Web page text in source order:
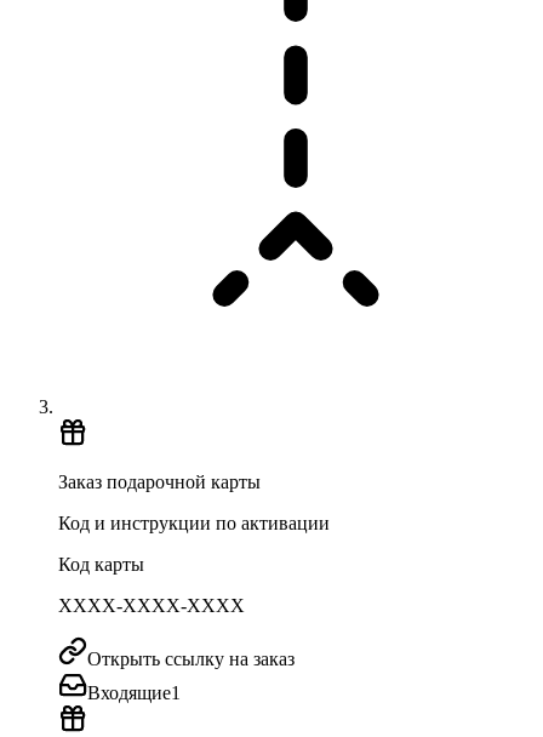
Заказ подарочной карты
Код и инструкции по активации
Код карты
XXXX-XXXX-XXXX
Открыть ссылку на заказ
Входящие1